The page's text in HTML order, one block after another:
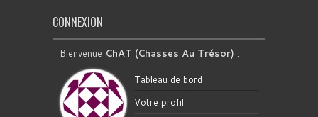
CONNEXION
Bienvenue ChAT (Chasses Au Trésor) .
Tableau de bord
Votre profil